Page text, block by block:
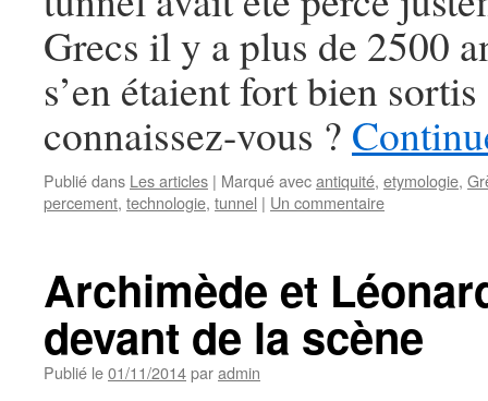
Grecs il y a plus de 2500
s’en étaient fort bien
connaissez-vous ?
Publié dans Les articles | Marqué avecantiquité, etymologie,
percement, technologie, tunnel | Un commentaire
Archimède et
devant de la scène
Publié le01/11/2014paradmin